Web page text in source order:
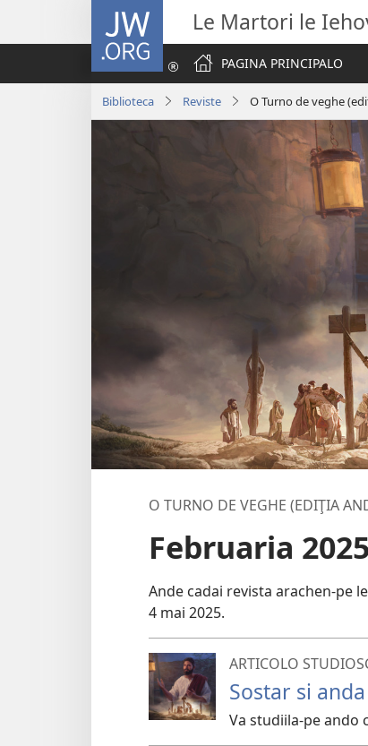
JW.ORG Le Martori le
PAGINA PRINCIPALO
Biblioteca Reviste O Turno de veghe
O TURNO DE VEGHE (EDIŢIA
Februaria 2025
Ande cadai revista arachen-pe
4 mai 2025.
ARTICOLO
Sostar si
Va studiila-pe ando